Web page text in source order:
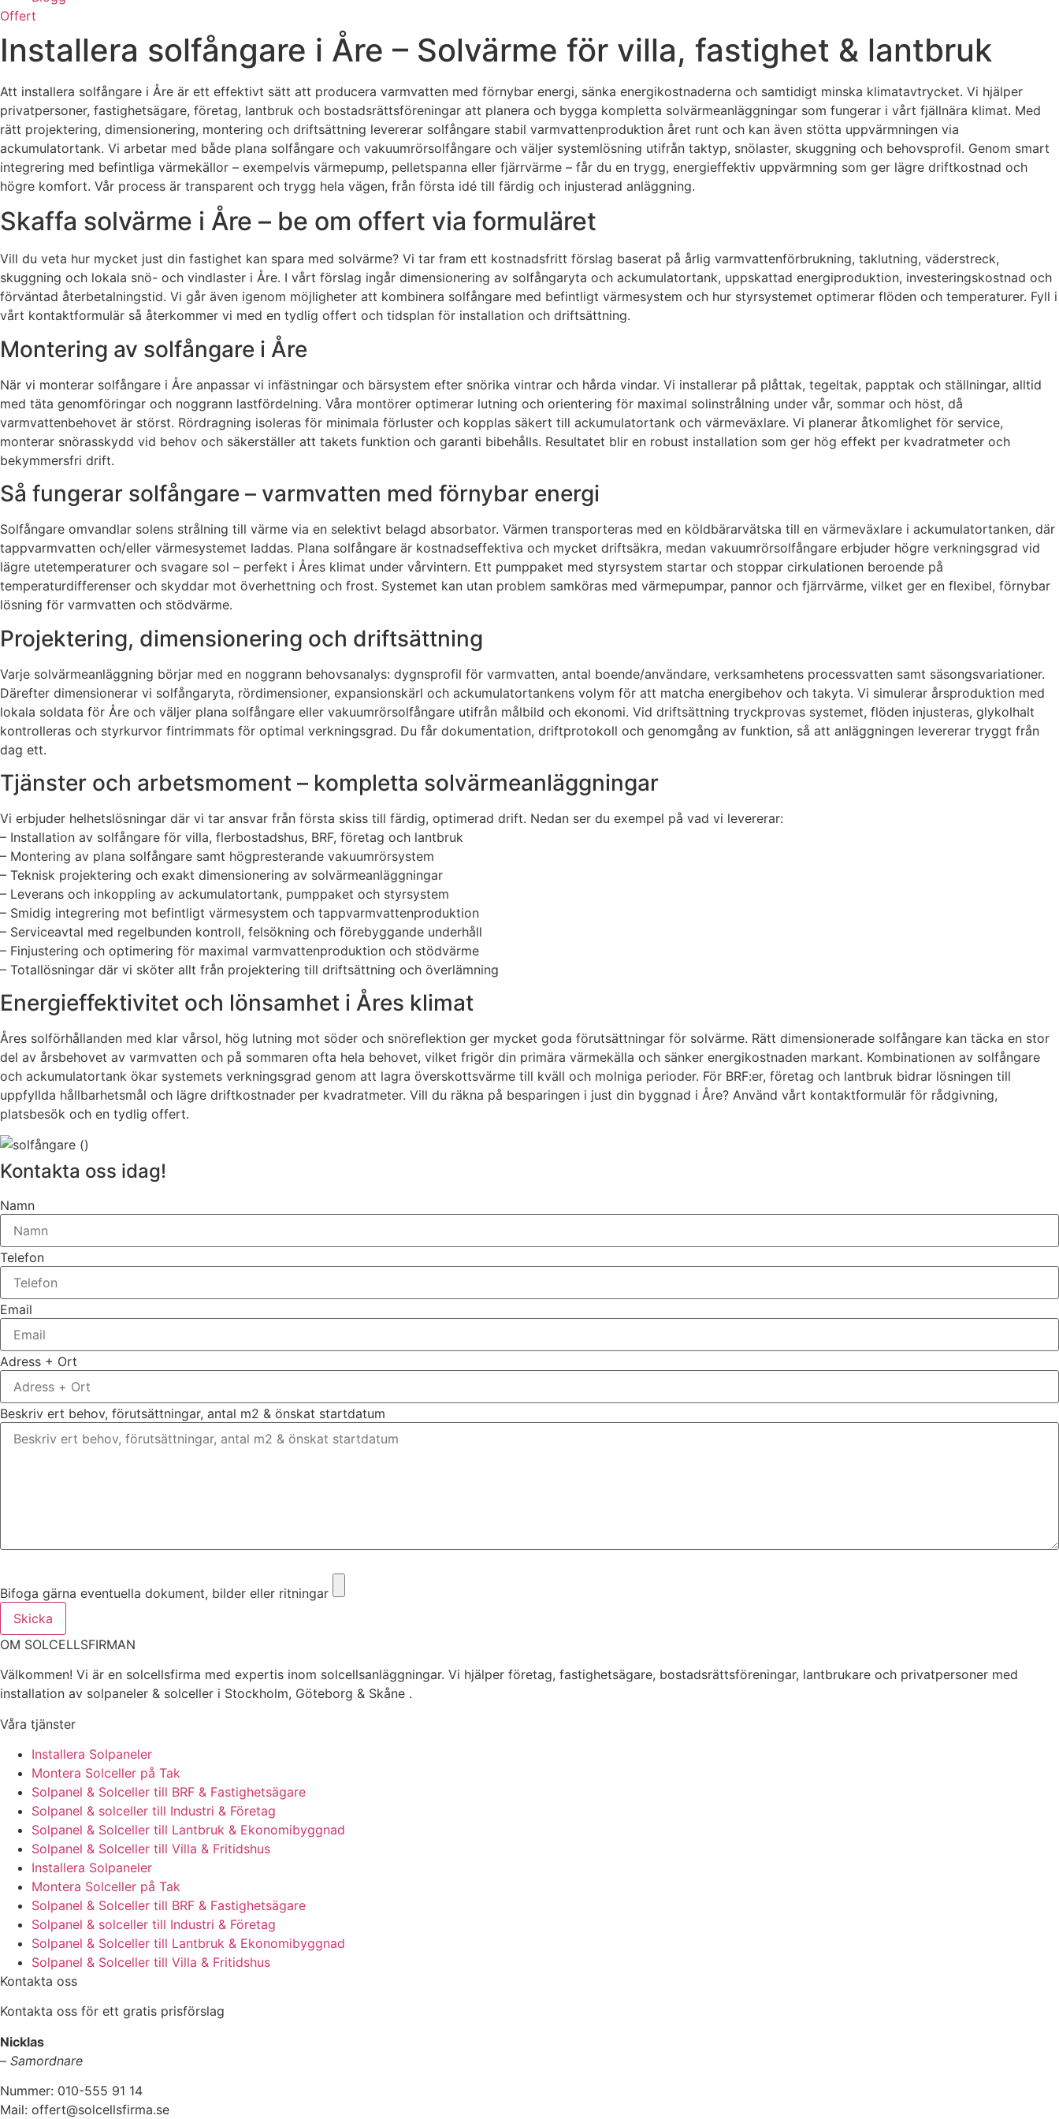
Offert
Installera solfångare i Åre – Solvärme för villa, fastighet & lantbruk
Att installera solfångare i Åre är ett effektivt sätt att producera varmvatten med förnybar energi, sänka energikostnaderna och samtidigt minska klimatavtrycket. Vi hjälper
privatpersoner, fastighetsägare, företag, lantbruk och bostadsrättsföreningar att planera och bygga kompletta solvärmeanläggningar som fungerar i vårt fjällnära klimat. Med
rätt projektering, dimensionering, montering och driftsättning levererar solfångare stabil varmvattenproduktion året runt och kan även stötta uppvärmningen via
ackumulatortank. Vi arbetar med både plana solfångare och vakuumrörsolfångare och väljer systemlösning utifrån taktyp, snölaster, skuggning och behovsprofil. Genom smart
integrering med befintliga värmekällor – exempelvis värmepump, pelletspanna eller fjärrvärme – får du en trygg, energieffektiv uppvärmning som ger lägre driftkostnad och
högre komfort. Vår process är transparent och trygg hela vägen, från första idé till färdig och injusterad anläggning.
Skaffa solvärme i Åre – be om offert via formuläret
Vill du veta hur mycket just din fastighet kan spara med solvärme? Vi tar fram ett kostnadsfritt förslag baserat på årlig varmvattenförbrukning, taklutning, väderstreck,
skuggning och lokala snö- och vindlaster i Åre. I vårt förslag ingår dimensionering av solfångaryta och ackumulatortank, uppskattad energiproduktion, investeringskostnad och
förväntad återbetalningstid. Vi går även igenom möjligheter att kombinera solfångare med befintligt värmesystem och hur styrsystemet optimerar flöden och temperaturer. Fyll i
vårt kontaktformulär så återkommer vi med en tydlig offert och tidsplan för installation och driftsättning.
Montering av solfångare i Åre
När vi monterar solfångare i Åre anpassar vi infästningar och bärsystem efter snörika vintrar och hårda vindar. Vi installerar på plåttak, tegeltak, papptak och ställningar, alltid
med täta genomföringar och noggrann lastfördelning. Våra montörer optimerar lutning och orientering för maximal solinstrålning under vår, sommar och höst, då
varmvattenbehovet är störst. Rördragning isoleras för minimala förluster och kopplas säkert till ackumulatortank och värmeväxlare. Vi planerar åtkomlighet för service,
monterar snörasskydd vid behov och säkerställer att takets funktion och garanti bibehålls. Resultatet blir en robust installation som ger hög effekt per kvadratmeter och
bekymmersfri drift.
Så fungerar solfångare – varmvatten med förnybar energi
Solfångare omvandlar solens strålning till värme via en selektivt belagd absorbator. Värmen transporteras med en köldbärarvätska till en värmeväxlare i ackumulatortanken, där
tappvarmvatten och/eller värmesystemet laddas. Plana solfångare är kostnadseffektiva och mycket driftsäkra, medan vakuumrörsolfångare erbjuder högre verkningsgrad vid
lägre utetemperaturer och svagare sol – perfekt i Åres klimat under vårvintern. Ett pumppaket med styrsystem startar och stoppar cirkulationen beroende på
temperaturdifferenser och skyddar mot överhettning och frost. Systemet kan utan problem samköras med värmepumpar, pannor och fjärrvärme, vilket ger en flexibel, förnybar
lösning för varmvatten och stödvärme.
Projektering, dimensionering och driftsättning
Varje solvärmeanläggning börjar med en noggrann behovsanalys: dygnsprofil för varmvatten, antal boende/användare, verksamhetens processvatten samt säsongsvariationer.
Därefter dimensionerar vi solfångaryta, rördimensioner, expansionskärl och ackumulatortankens volym för att matcha energibehov och takyta. Vi simulerar årsproduktion med
lokala soldata för Åre och väljer plana solfångare eller vakuumrörsolfångare utifrån målbild och ekonomi. Vid driftsättning tryckprovas systemet, flöden injusteras, glykolhalt
kontrolleras och styrkurvor fintrimmats för optimal verkningsgrad. Du får dokumentation, driftprotokoll och genomgång av funktion, så att anläggningen levererar tryggt från
dag ett.
Tjänster och arbetsmoment – kompletta solvärmeanläggningar
Vi erbjuder helhetslösningar där vi tar ansvar från första skiss till färdig, optimerad drift. Nedan ser du exempel på vad vi levererar:
– Installation av solfångare för villa, flerbostadshus, BRF, företag och lantbruk
– Montering av plana solfångare samt högpresterande vakuumrörsystem
– Teknisk projektering och exakt dimensionering av solvärmeanläggningar
– Leverans och inkoppling av ackumulatortank, pumppaket och styrsystem
– Smidig integrering mot befintligt värmesystem och tappvarmvattenproduktion
– Serviceavtal med regelbunden kontroll, felsökning och förebyggande underhåll
– Finjustering och optimering för maximal varmvattenproduktion och stödvärme
– Totallösningar där vi sköter allt från projektering till driftsättning och överlämning
Energieffektivitet och lönsamhet i Åres klimat
Åres solförhållanden med klar vårsol, hög lutning mot söder och snöreflektion ger mycket goda förutsättningar för solvärme. Rätt dimensionerade solfångare kan täcka en stor
del av årsbehovet av varmvatten och på sommaren ofta hela behovet, vilket frigör din primära värmekälla och sänker energikostnaden markant. Kombinationen av solfångare
och ackumulatortank ökar systemets verkningsgrad genom att lagra överskottsvärme till kväll och molniga perioder. För BRF:er, företag och lantbruk bidrar lösningen till
uppfyllda hållbarhetsmål och lägre driftkostnader per kvadratmeter. Vill du räkna på besparingen i just din byggnad i Åre? Använd vårt kontaktformulär för rådgivning,
platsbesök och en tydlig offert.
Kontakta oss idag!
Namn
Telefon
Email
Adress + Ort
Beskriv ert behov, förutsättningar, antal m2 & önskat startdatum
Bifoga gärna eventuella dokument, bilder eller ritningar
Skicka
OM SOLCELLSFIRMAN
Välkommen! Vi är en solcellsfirma med expertis inom solcellsanläggningar. Vi hjälper företag, fastighetsägare, bostadsrättsföreningar, lantbrukare och privatpersoner med
installation av solpaneler & solceller i Stockholm, Göteborg & Skåne .
Våra tjänster
Installera Solpaneler
Montera Solceller på Tak
Solpanel & Solceller till BRF & Fastighetsägare
Solpanel & solceller till Industri & Företag
Solpanel & Solceller till Lantbruk & Ekonomibyggnad
Solpanel & Solceller till Villa & Fritidshus
Installera Solpaneler
Montera Solceller på Tak
Solpanel & Solceller till BRF & Fastighetsägare
Solpanel & solceller till Industri & Företag
Solpanel & Solceller till Lantbruk & Ekonomibyggnad
Solpanel & Solceller till Villa & Fritidshus
Kontakta oss
Kontakta oss för ett gratis prisförslag
Nicklas
– Samordnare
Nummer: 010-555 91 14
Mail: offert@solcellsfirma.se